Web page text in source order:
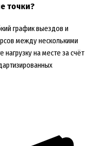
точки?
график выездов и
между несколькими
на месте за счёт